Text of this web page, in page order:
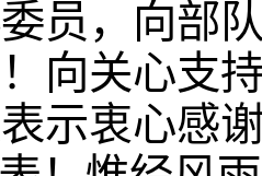
员，向部
向关心支
示衷心感